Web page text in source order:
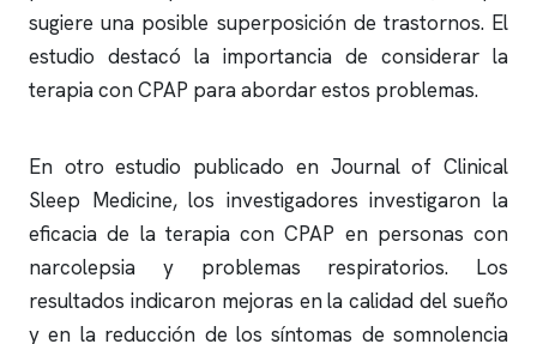
sugiere una posible superposición de trastornos. El
estudio destacó la importancia de considerar la
terapia con CPAP para abordar estos problemas.
En otro estudio publicado en Journal of Clinical
Sleep Medicine, los investigadores investigaron la
eficacia de la terapia con CPAP en personas con
narcolepsia y problemas respiratorios. Los
resultados indicaron mejoras en la calidad del sueño
y en la reducción de los síntomas de somnolencia